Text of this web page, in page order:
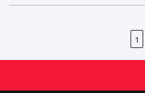
1